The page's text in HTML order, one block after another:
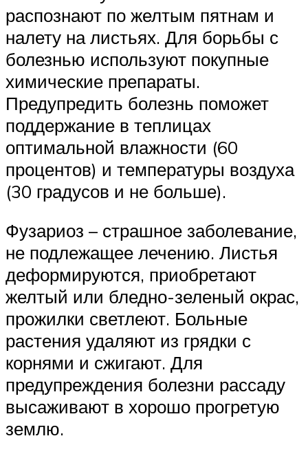
распознают по желтым пятнам и
налету на листьях. Для борьбы с
болезнью используют покупные
химические препараты.
Предупредить болезнь поможет
поддержание в теплицах
оптимальной влажности (60
процентов) и температуры воздуха
(30 градусов и не больше).
Фузариоз – страшное заболевание,
не подлежащее лечению. Листья
деформируются, приобретают
желтый или бледно-зеленый окрас,
прожилки светлеют. Больные
растения удаляют из грядки с
корнями и сжигают. Для
предупреждения болезни рассаду
высаживают в хорошо прогретую
землю.